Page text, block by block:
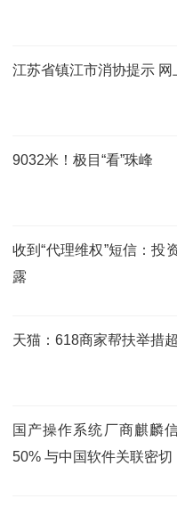
江苏省镇江市消协提示 网
9032米！极目“看”珠峰
收到“代理维权”短信：投
露
天猫：618商家帮扶举措
国产操作系统厂商麒麟
50% 与中国软件关联密切